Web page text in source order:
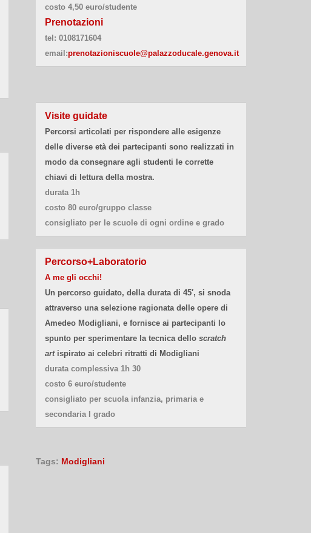
costo 4,50 euro/studente
Prenotazioni
tel: 0108171604
email:prenotazioniscuole@palazzoducale.genova.it
Visite guidate
Percorsi articolati per rispondere alle esigenze
delle diverse età dei partecipanti sono realizzati in
modo da consegnare agli studenti le corrette
chiavi di lettura della mostra.
durata 1h
costo 80 euro/gruppo classe
consigliato per le scuole di ogni ordine e grado
Percorso+Laboratorio
A me gli occhi!
Un percorso guidato, della durata di 45′, si snoda
attraverso una selezione ragionata delle opere di
Amedeo Modigliani, e fornisce ai partecipanti lo
spunto per sperimentare la tecnica delloscratch
artispirato ai celebri ritratti di Modigliani
durata complessiva 1h 30
costo 6 euro/studente
consigliato per scuola infanzia, primaria e
secondaria I grado
Tags: Modigliani